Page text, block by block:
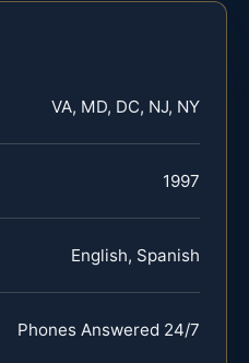
VA, MD, DC, NJ, NY
1997
English, Spanish
Phones Answered 24/7